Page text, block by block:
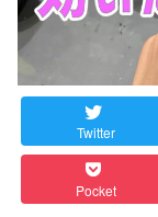
Twitter
Pocket